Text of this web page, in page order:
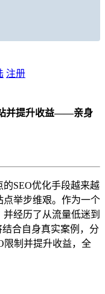
注册
并提升收益——亲身
SEO优化手段越来越
举步维艰。作为一个
经历了从流量低迷到
合自身真实案例，分
限制并提升收益，全